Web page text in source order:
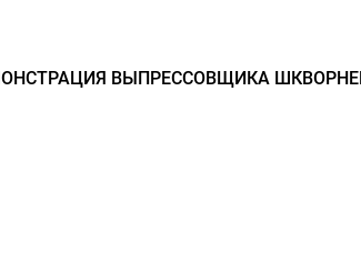
ВЫПРЕССОВЩИКА